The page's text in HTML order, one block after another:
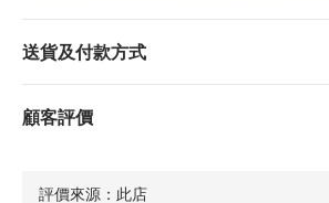
送貨及付款方式
顧客評價